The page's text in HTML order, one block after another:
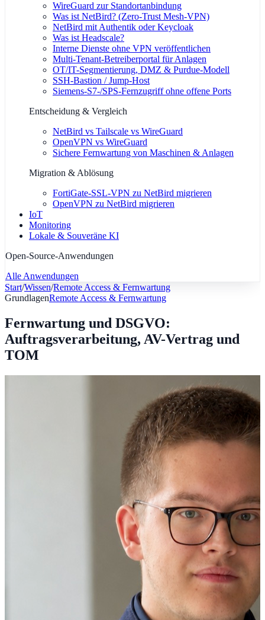
WireGuard zur Standortanbindung
Was ist NetBird? (Zero-Trust Mesh-VPN)
NetBird mit Authentik oder Keycloak
Was ist Headscale?
Interne Dienste ohne VPN veröffentlichen
Multi-Tenant-Betreiberportal für Anlagen
OT/IT-Segmentierung, DMZ & Purdue-Modell
SSH-Bastion / Jump-Host
Siemens-S7-/SPS-Fernzugriff ohne offene Ports
Entscheidung & Vergleich
NetBird vs Tailscale vs WireGuard
OpenVPN vs WireGuard
Sichere Fernwartung von Maschinen & Anlagen
Migration & Ablösung
FortiGate-SSL-VPN zu NetBird migrieren
OpenVPN zu NetBird migrieren
IoT
Monitoring
Lokale & Souveräne KI
Open-Source-Anwendungen
Alle Anwendungen
Start/Wissen/Remote Access & Fernwartung
GrundlagenRemote Access & Fernwartung
Fernwartung und DSGVO:
Auftragsverarbeitung, AV-Vertrag und
TOM